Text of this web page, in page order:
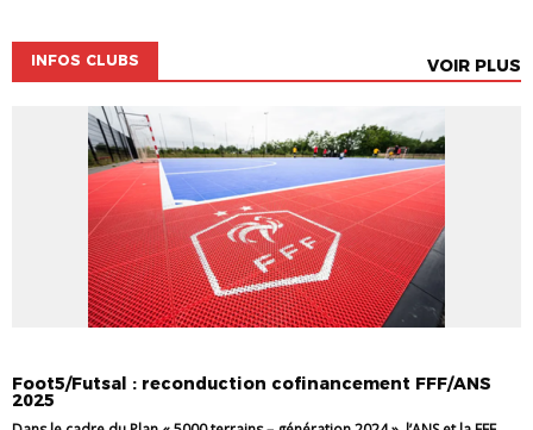
INFOS CLUBS VOIR PLUS
Foot5/Futsal : reconduction cofinancement FFF/ANS
2025